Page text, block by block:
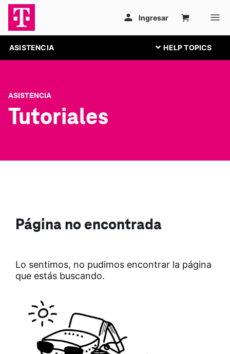
ASISTENCIA
ASISTENCIA
Tutoriales